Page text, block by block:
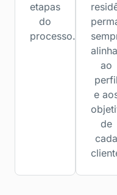
etapas
do
processo.
ao
perfil
e
de
cada